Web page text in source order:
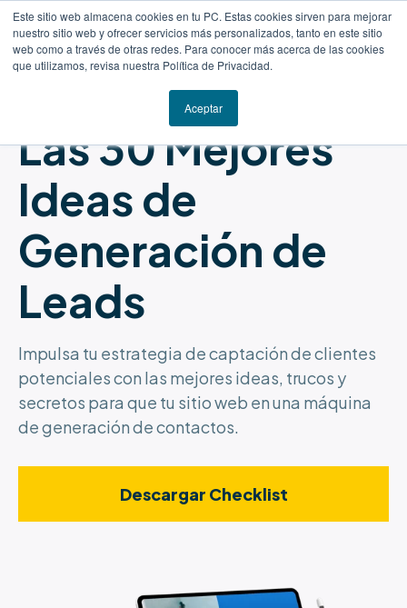
Este sitio web almacena cookies en tu PC. Estas cookies sirven para mejorar
nuestro sitio web y ofrecer servicios más personalizados, tanto en este sitio
web como a través de otras redes. Para conocer más acerca de las cookies
que utilizamos, revisa nuestra Política de Privacidad.
Aceptar
RECURSO GRATUITO
Las 30 Mejores
Ideas de
Generación de
Leads
Impulsa tu estrategia de captación de clientes
potenciales con las mejores ideas, trucos y
secretos para que tu sitio web en una máquina
de generación de contactos.
Descargar Checklist